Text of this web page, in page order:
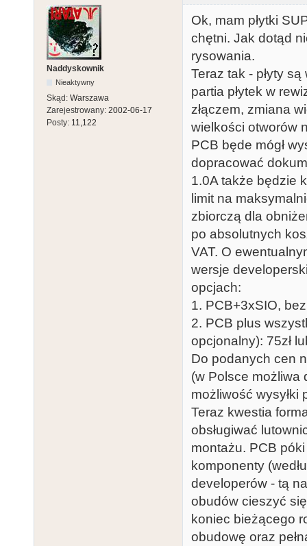
Naddyskownik
Nieaktywny
Skąd: Warszawa
Zarejestrowany: 2002-06-17
Posty: 11,122
Ok, mam płytki
chętni. Jak dotąd
rysowania.
Teraz tak - płyty
partia płytek w
złączem, zmiana
wielkości otworów
PCB będe mógł
dopracować
1.0A także będzie
limit na
zbiorczą dla
po absolutnych
VAT. O
wersje
opcjach:
1. PCB+3xSIO,
2. PCB plus
opcjonalny): 75zł
Do podanych cen
(w Polsce możliwa
możliwość wysyłki
Teraz kwestia
obsługiwać
montażu. PCB
komponenty
developerów - tą
obudów cieszyć
koniec bieżącego
obudowę oraz